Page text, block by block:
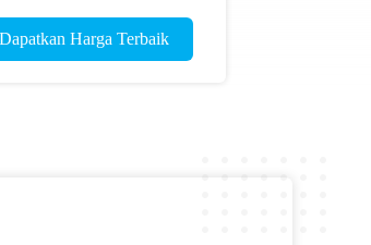
Dapatkan Harga Terbaik